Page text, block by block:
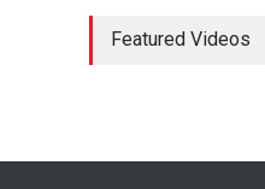
Featured Videos